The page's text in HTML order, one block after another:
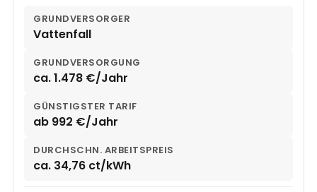
GRUNDVERSORGER
Vattenfall
GRUNDVERSORGUNG
ca. 1.478 €/Jahr
GÜNSTIGSTER TARIF
ab 992 €/Jahr
DURCHSCHN. ARBEITSPREIS
ca. 34,76 ct/kWh